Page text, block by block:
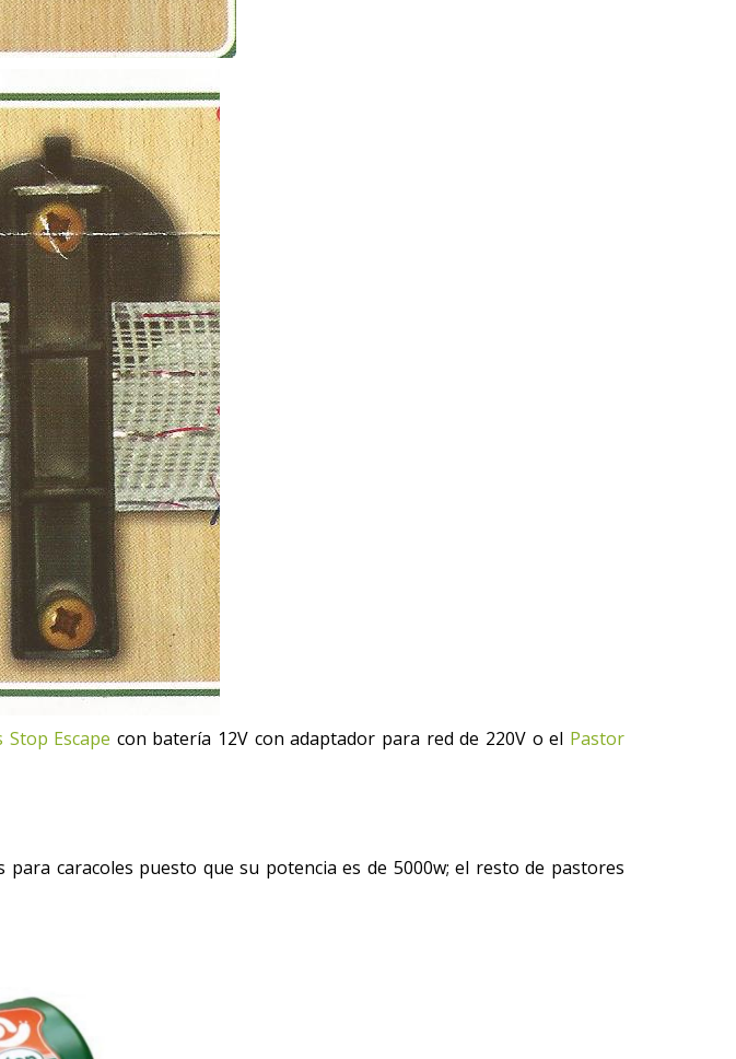
Escape con batería 12V con adaptador para red de 220V o el Pastor
caracoles puesto que su potencia es de 5000w; el resto de pastores